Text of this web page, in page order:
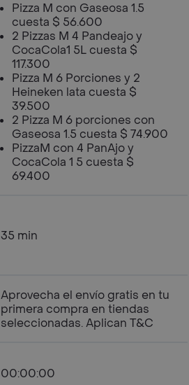
Pizza M con Gaseosa 1.5
cuesta $ 56.600
2 Pizzas M 4 Pandeajo y
CocaCola1 5L cuesta $
117.300
Pizza M 6 Porciones y 2
Heineken lata cuesta $
39.500
2 Pizza M 6 porciones con
Gaseosa 1.5 cuesta $ 74.900
PizzaM con 4 PanAjo y
CocaCola 1 5 cuesta $
69.400
35 min
Aprovecha el envío gratis en tu
primera compra en tiendas
seleccionadas. Aplican T&C
00:00:00